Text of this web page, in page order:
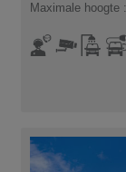
Maximale hoogte